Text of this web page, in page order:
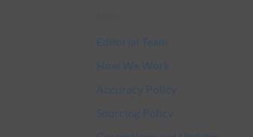
Editorial Team
How We Work
Accuracy Policy
Sourcing Policy